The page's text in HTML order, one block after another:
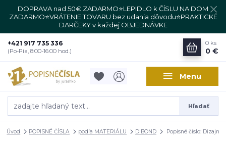
DOPRAVA nad 50€ ZADARMO⭐LEPIDLO k ČÍSLU NA DOM
ZADARMO⭐VRÁTENIE TOVARU bez udania dôvodu⭐PRAKTICKÉ
DARČEKY v každej OBJEDNÁVKE
Menu
Hľadať
+421 917 735 336
(Po-Pia, 8:00-16:00 hod.)
0 ks
0 €
Úvod POPISNÉ ČÍSLA podľa MATERIÁLU DIBOND Popisné číslo: Dizajn